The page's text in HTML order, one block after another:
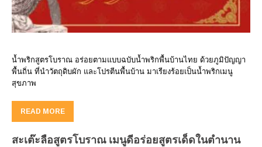
น้ำพริกสูตรโบราณ อร่อยตามแบบฉบับน้ำพริกพื้นบ้านไทย ด้วยภูมิปัญญา
พื้นถิ่น ที่นำวัตถุดิบผัก และโปรตีนพื้นบ้าน มาเรียงร้อยเป็นน้ำพริกเมนู
สุขภาพ
READ MORE
สะเต๊ะลือสูตรโบราณ เมนูดีอร่อยสูตรเด็ดในตำนาน